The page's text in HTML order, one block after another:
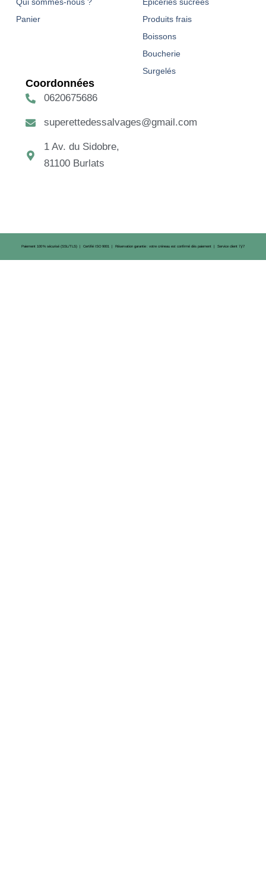
Panier
Produits frais
Boissons
Boucherie
Surgelés
Coordonnées
0620675686
superettedessalvages@gmail.com
1 Av. du Sidobre,
81100 Burlats
Paiement 100 % sécurisé (SSL/TLS) | Certifié ISO 9001 | Réservation garantie : votre créneau est confirmé dès paiement | Service client 7 j/7